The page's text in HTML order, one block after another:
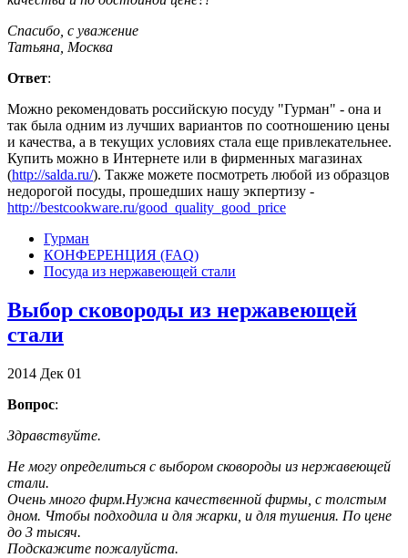
Спасибо, с уважение
Татьяна, Москва
Ответ:
Можно рекомендовать российскую посуду "Гурман" - она и
так была одним из лучших вариантов по соотношению цены
и качества, а в текущих условиях стала еще привлекательнее.
Купить можно в Интернете или в фирменных магазинах
(http://salda.ru/). Также можете посмотреть любой из образцов
недорогой посуды, прошедших нашу экпертизу -
http://bestcookware.ru/good_quality_good_price
Гурман
КОНФЕРЕНЦИЯ (FAQ)
Посуда из нержавеющей стали
Выбор сковороды из нержавеющей
стали
2014 Дек 01
Вопрос:
Здравствуйте.
Не могу определиться с выбором сковороды из нержавеющей
стали.
Очень много фирм.Нужна качественной фирмы, с толстым
дном. Чтобы подходила и для жарки, и для тушения. По цене
до 3 тысяч.
Подскажите пожалуйста.